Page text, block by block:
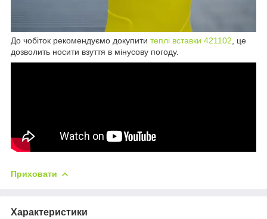
До чобіток рекомендуємо докупити теплі вставки 421102 , це
дозволить носити взуття в мінусову погоду.
Приховати
Характеристики